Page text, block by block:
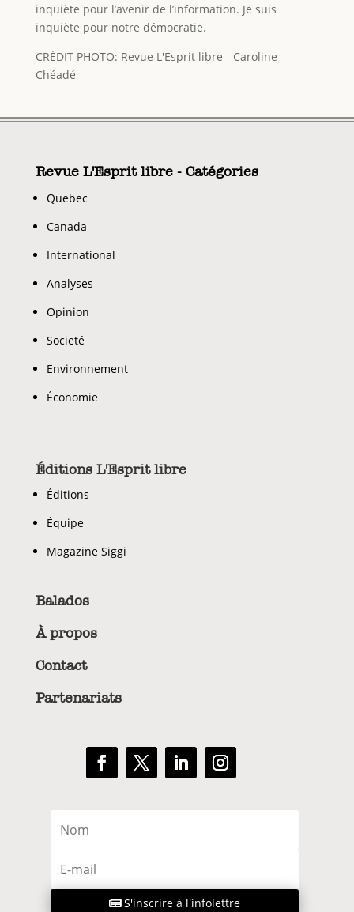
inquiète pour l’avenir de l’information. Je suis
inquiète pour notre démocratie.
CRÉDIT PHOTO: Revue L'Esprit libre - Caroline
Chéadé
Revue L'Esprit libre - Catégories
Quebec
Canada
International
Analyses
Opinion
Societé
Environnement
Économie
Éditions L'Esprit libre
Éditions
Équipe
Magazine Siggi
Balados
À propos
Contact
Partenariats
S'inscrire à l'infolettre